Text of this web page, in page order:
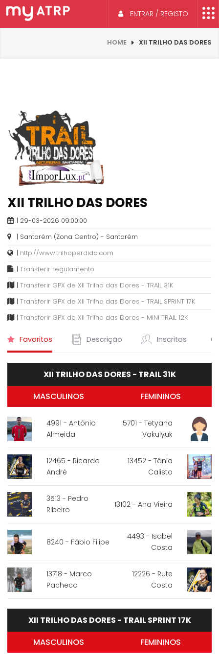
ENTRAR / REGISTO
HOME XII TRILHO DAS DORES
XII TRILHO DAS DORES
| 29-03-2026 09:00:00
| Santarém (Zona Centro) - Santarém
| http://www.trilhoperdido.com
| Transferir regulamento
| Transferir GPX de XII Trilho das Dores - TRAIL 31K
| Transferir GPX de XII Trilho das Dores - TRAIL SPRINT 17K
| Transferir GPX de XII Trilho das Dores - MINI TRAIL 12K
Favoritos Descrição Inscritos
XII TRILHO DAS DORES - TRAIL 31K
MASCULINOS
4991 - António
Almeida
12465 - Ricardo
André
3513 - Pedro
Ribeiro
8240 - Fábio Filipe
13718 - Marco
Pacheco
FEMININOS
5701 - Tetyana
Vakulyuk
13452 - Tânia
Calisto
13102 - Ana Vieira
4493 - Isabel
Costa
12226 - Rute
Costa
XII TRILHO DAS DORES - TRAIL SPRINT 17K
MASCULINOS
FEMININOS